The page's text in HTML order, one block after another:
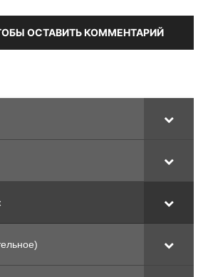
ОСТАВИТЬ КОММЕНТАРИЙ